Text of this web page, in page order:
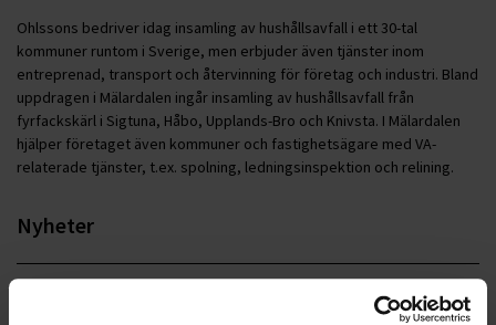
Ohlssons bedriver idag insamling av hushållsavfall i ett 30-tal
kommuner runtom i Sverige, men erbjuder även tjänster inom
entreprenad, transport och återvinning för företag och industri. Bland
uppdragen i Mälardalen ingår insamling av hushållsavfall från
fyrfackskärl i Sigtuna, Håbo, Upplands-Bro och Knivsta. I Mälardalen
hjälper företaget även kommuner och fastighetsägare med VA-
relaterade tjänster, t.ex. spolning, ledningsinspektion och relining.
Nyheter